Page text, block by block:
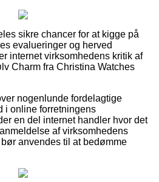
sikre chancer for at kigge på
evalueringer og herved
internet virksomhedens kritik af
Charm fra Christina Watches
nogenlunde fordelagtige
i online forretningens
en del internet handler hvor det
af virksomhedens
anvendes til at bedømme